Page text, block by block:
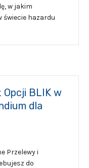
w jakim
hazardu
Opcji BLIK w
dla
Przelewy i
do